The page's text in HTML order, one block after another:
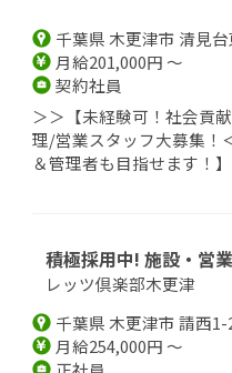
千葉県 木更津市 清見
月給201,000円 ～
契約社員
＞＞【未経験可！社会貢
理/営業スタッフ大募集！
＆管理者も目指せます！
積極採用中! 施設・営
レッツ倶楽部木更津
千葉県 木更津市 請西1-
月給254,000円 ～